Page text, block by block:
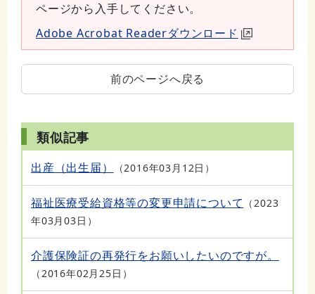
ページから入手してください。
Adobe Acrobat Readerダウンロード
前のページへ戻る
類似記事
出産（出生届） 2016年03月12日
福祉医療受給資格等の変更申請について
2023
年03月03日
介護保険証の再発行をお願いしたいのですが。
2016年02月25日